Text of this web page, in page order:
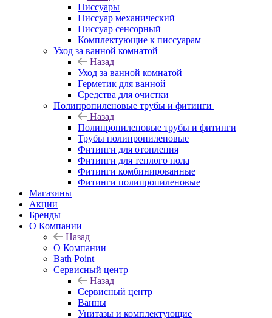
Писсуары
Писсуар механический
Писсуар сенсорный
Комплектующие к писсуарам
Уход за ванной комнатой
Назад
Уход за ванной комнатой
Герметик для ванной
Средства для очистки
Полипропиленовые трубы и фитинги
Назад
Полипропиленовые трубы и фитинги
Трубы полипропиленовые
Фитинги для отопления
Фитинги для теплого пола
Фитинги комбинированные
Фитинги полипропиленовые
Магазины
Акции
Бренды
О Компании
Назад
О Компании
Bath Point
Сервисный центр
Назад
Сервисный центр
Ванны
Унитазы и комплектующие